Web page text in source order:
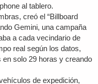
al tablero.
creó el “Billboard
Gemini, una campaña
a cada vecindario de
real según los datos,
solo 29 horas y creando
de expedición,